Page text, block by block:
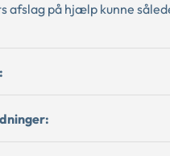
afslag på hjælp kunne